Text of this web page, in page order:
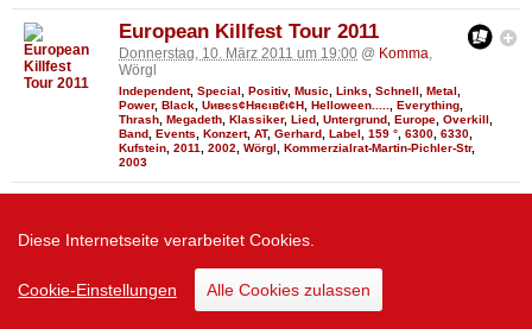
Diese Internetseite verarbeitet Cookies.
Cookie-Einstellungen Alle Cookies zulassen
European Killfest Tour 2011
Donnerstag, 10. März 2011 um 19:00 @ Komma,
Wörgl
Independent, Special Positiv, Music Links Schnell Metal
Power, Black Uивєs¢Няєιвℓι¢Н Helloween..... Everything
Thrash Megadeth Klassiker, Lied Untergrund Europe Overkill
Band Events Konzert, AT, Gerhard Label 159 ° 6300 6330
Kufstein 2011 2002 Wörgl Kommerzialrat-Martin-Pichler-Str,
2003
Volksgarten Clubdisco, Wien - Innere Stadt